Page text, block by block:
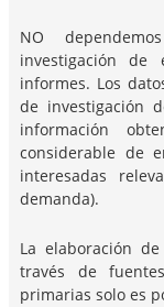
NO
investigación de
informes. Los
de investigación
información
considerable de
interesadas
demanda).
La elaboración
través de
primarias solo es